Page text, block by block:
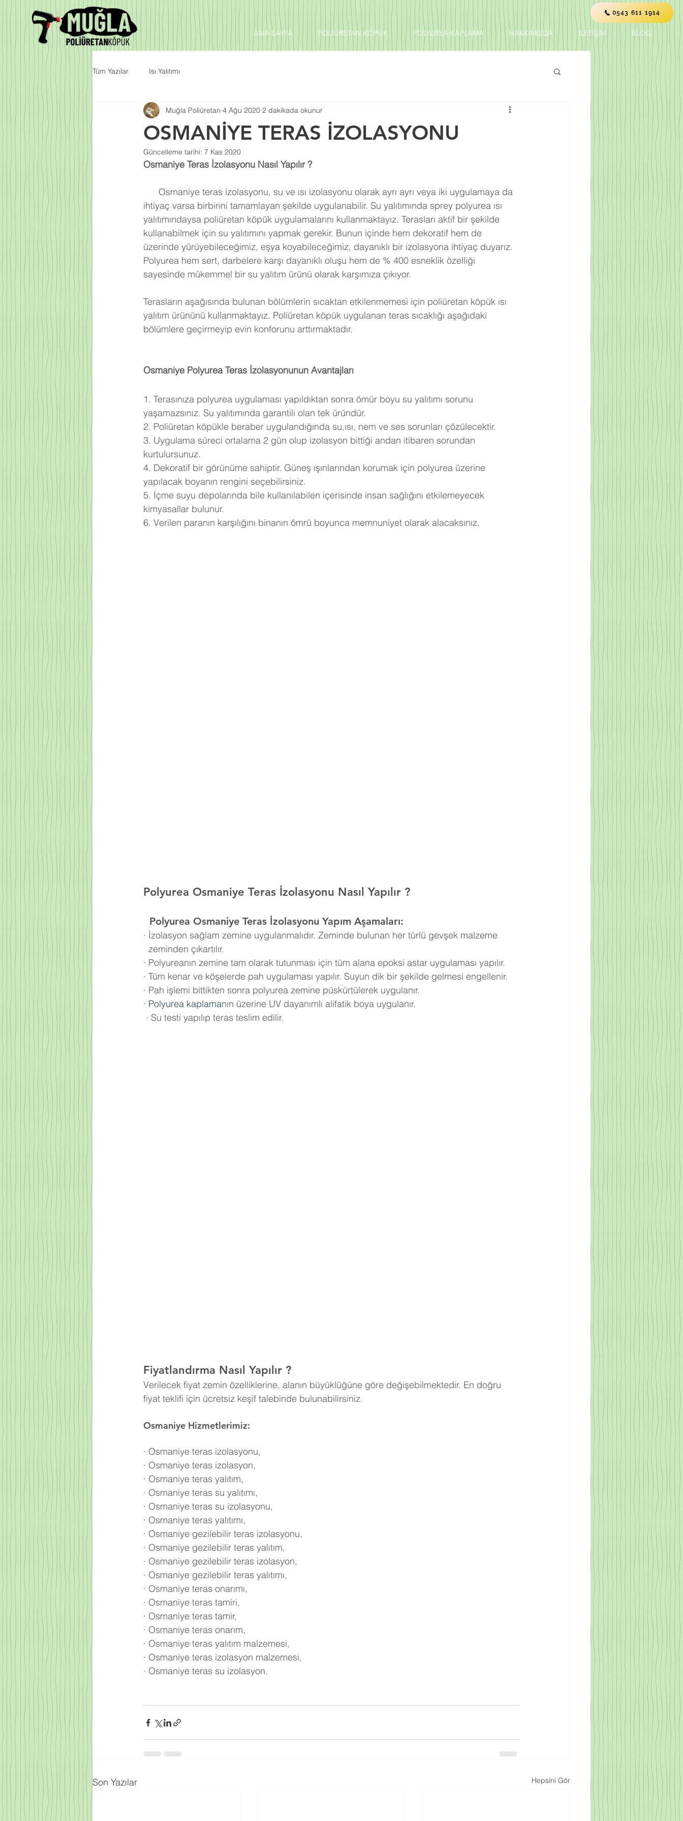
ANA SAYFA POLİÜRETAN KÖPÜK POLYUREA KAPLAMA HAKKIMIZDA İLETİŞİM BLOG
0543 611 1914
Tüm Yazılar Isı Yalıtımı
OSMANİYE TERAS İZOLASYONU
Muğla Poliüretan 4 Ağu 2020 2 dakikada okunur
Güncelleme tarihi: 7 Kas 2020
Osmaniye Teras İzolasyonu Nasıl Yapılır ?
ihtiyaç varsa birbirini tamamlayan şekilde uygulanabilir. Su yalıtımında sprey polyurea ısı
yalıtımındaysa poliüretan köpük uygulamalarını kullanmaktayız. Terasları aktif bir şekilde
kullanabilmek için su yalıtımını yapmak gerekir. Bunun içinde hem dekoratif hem de
üzerinde yürüyebileceğimiz, eşya koyabileceğimiz, dayanıklı bir izolasyona ihtiyaç duyarız.
Polyurea hem sert, darbelere karşı dayanıklı oluşu hem de % 400 esneklik özelliği
sayesinde mükemmel bir su yalıtım ürünü olarak karşımıza çıkıyor.
Terasların aşağısında bulunan bölümlerin sıcaktan etkilenmemesi için poliüretan köpük ısı
yalıtım ürününü kullanmaktayız. Poliüretan köpük uygulanan teras sıcaklığı aşağıdaki
bölümlere geçirmeyip evin konforunu arttırmaktadır.
Osmaniye Polyurea Teras İzolasyonunun Avantajları
1. Terasınıza polyurea uygulaması yapıldıktan sonra ömür boyu su yalıtımı sorunu
yaşamazsınız. Su yalıtımında garantili olan tek üründür.
2. Poliüretan köpükle beraber uygulandığında su,ısı, nem ve ses sorunları çözülecektir.
3. Uygulama süreci ortalama 2 gün olup izolasyon bittiği andan itibaren sorundan
kurtulursunuz.
4. Dekoratif bir görünüme sahiptir. Güneş ışınlarından korumak için polyurea üzerine
yapılacak boyanın rengini seçebilirsiniz.
5. İçme suyu depolarında bile kullanılabilen içerisinde insan sağlığını etkilemeyecek
kimyasallar bulunur.
6. Verilen paranın karşılığını binanın ömrü boyunca memnuniyet olarak alacaksınız.
Polyurea Osmaniye Teras İzolasyonu Nasıl Yapılır ?
  Polyurea
Osmaniye Teras İzolasyonu Yapım Aşamaları:
· İzolasyon sağlam zemine uygulanmalıdır. Zeminde bulunan her türlü gevşek malzeme
  zeminden çıkartılır.
· Polyureanın zemine tam olarak tutunması için tüm alana epoksi astar uygulaması yapılır.
· Tüm kenar ve köşelerde pah uygulaması yapılır. Suyun dik bir şekilde gelmesi engellenir.
· Pah işlemi bittikten sonra polyurea zemine püskürtülerek uygulanır.
· Polyurea kaplamanın üzerine UV dayanımlı alifatik boya uygulanır.
· Su testi yapılıp teras teslim edilir.
Fiyatlandırma Nasıl Yapılır ?
Verilecek fiyat zemin özelliklerine, alanın büyüklüğüne göre değişebilmektedir. En doğru
fiyat teklifi için ücretsiz keşif talebinde bulunabilirsiniz.
Osmaniye Hizmetlerimiz:
· Osmaniye teras izolasyonu,
· Osmaniye teras izolasyon,
· Osmaniye teras yalıtım,
· Osmaniye teras su yalıtımı,
· Osmaniye teras su izolasyonu,
· Osmaniye teras yalıtımı,
· Osmaniye gezilebilir teras izolasyonu,
· Osmaniye gezilebilir teras yalıtım,
· Osmaniye gezilebilir teras izolasyon,
· Osmaniye gezilebilir teras yalıtımı,
· Osmaniye teras onarımı,
· Osmaniye teras tamiri,
· Osmaniye teras tamir,
· Osmaniye teras onarım,
· Osmaniye teras yalıtım malzemesi,
· Osmaniye teras izolasyon malzemesi,
· Osmaniye teras su izolasyon.
Son Yazılar Hepsini Gör